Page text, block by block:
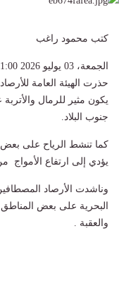
كتب محمود راغب
الجمعة، 03 يوليو 2026 11:00 ص
حذرت الهيئة العامة
يكون مثير للرمال
جنوب البلاد.
كما تنشط الرياح على
يؤدي إلى ارتفاع الأمواج من ( 1.5 إلى
وناشدت الأرصاد
البحرية على بعض
والعقبة .